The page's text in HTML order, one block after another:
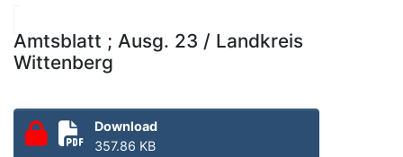
Statistiken
Amtsblatt ; Ausg. 23 / Landkreis
Wittenberg
Download
357.86 KB